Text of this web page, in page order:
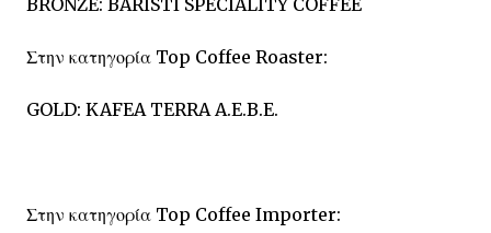
Στην κατηγορία Top Coffee Roaster:
GOLD: KAFEA TERRA A.E.B.E.
Στην κατηγορία Top Coffee Importer: